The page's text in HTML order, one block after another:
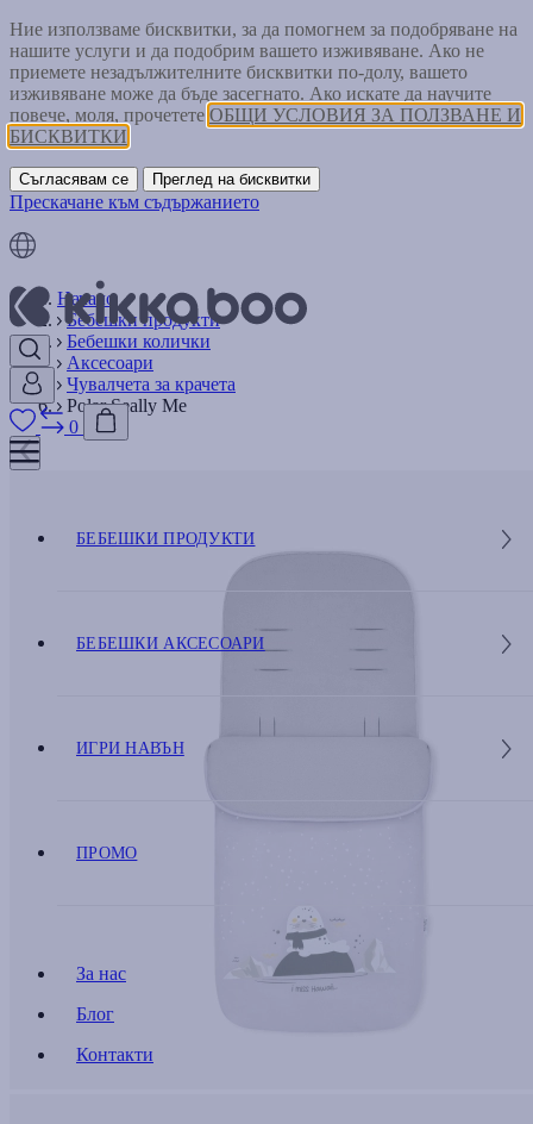
Ние използваме бисквитки, за да помогнем за подобряване на
нашите услуги и да подобрим вашето изживяване. Ако не
приемете незадължителните бисквитки по-долу, вашето
изживяване може да бъде засегнато. Ако искате да научите
повече, моля, прочетете ОБЩИ УСЛОВИЯ ЗА ПОЛЗВАНЕ И
БИСКВИТКИ
Съгласявам се Преглед на бисквитки
Прескачане към съдържанието
0
БЕБЕШКИ ПРОДУКТИ
БЕБЕШКИ АКСЕСОАРИ
ИГРИ НАВЪН
ПРОМО
За нас
Блог
Контакти
Начало
Бебешки продукти
Бебешки колички
Аксесоари
Чувалчета за крачета
Polar Seally Me